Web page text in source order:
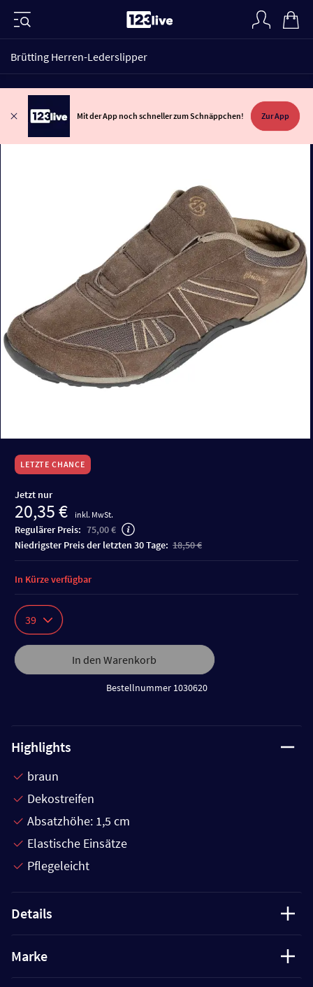
Brütting Herren-Lederslipper
Mit der App noch schneller zum Schnäppchen! Zur App
LETZTE CHANCE
Jetzt nur
20,35 € inkl. MwSt.
Regulärer Preis: 75,00 €
niedrigster Preis der letzten 30 Tage: 18,50 €
39
In den Warenkorb
Bestellnummer 1030620
In Kürze verfügbar
Highlights
braun
Dekostreifen
Absatzhöhe: 1,5 cm
Elastische Einsätze
Pflegeleicht
Details
Marke